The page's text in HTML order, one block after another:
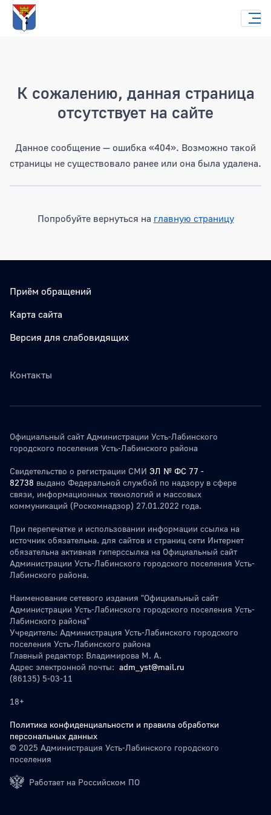
К сожалению, данная страница
отсутствует на сайте
Данное сообщение — ошибка «404». Возможно такой
страницы не существовало ранее или она была удалена.
Попробуйте вернуться на главную страницу
Приём обращений
Карта сайта
Версия для слабовидящих
Контакты
Официальный сайт Администрации Усть-Лабинского
городского поселения Усть-Лабинского района
Свидетельство о регистрации СМИ ЭЛ № ФС 77 -
82738 выдано Федеральной службой по надзору в сфере
связи, информационных технологий и массовых
коммуникаций (Роскомнадзор) 27.01.2022 года.
При перепечатке и использовании информации ссылка на
источник обязательна. для сайтов и страниц сети Интернет
обязательна активная гиперссылка на Официальный сайт
Администрации Усть-Лабинского городского поселения Усть-
Лабинского района.
Наименование сетевого издания "Официальный сайт
Администрации Усть-Лабинского городского поселения Усть-
Лабинского района"
Учредитель: Администрация Усть-Лабинского городского
поселения Усть-Лабинского района
Главный редактор: Владимирова М. А.
Адрес электронной почты: adm_yst@mail.ru
(86135) 5-03-11
18+
Политика конфиденциальности и правила обработки
персональных данных
© 2025 Администрация Усть-Лабинского городского
поселения
Работает на Российском ПО